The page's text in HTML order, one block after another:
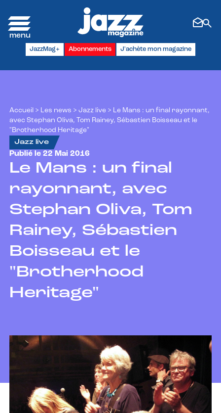
JazzMag+ Abonnements J'achète mon magazine
Accueil > Les news > Jazz live > Le Mans : un final rayonnant,
avec Stephan Oliva, Tom Rainey, Sébastien Boisseau et le
"Brotherhood Heritage"
Jazz live
Publié le 22 Mai 2016
Le Mans : un final
rayonnant, avec
Stephan Oliva, Tom
Rainey, Sébastien
Boisseau et le
"Brotherhood
Heritage"